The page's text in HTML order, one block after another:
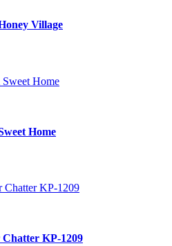
Village
Home
KP-1209